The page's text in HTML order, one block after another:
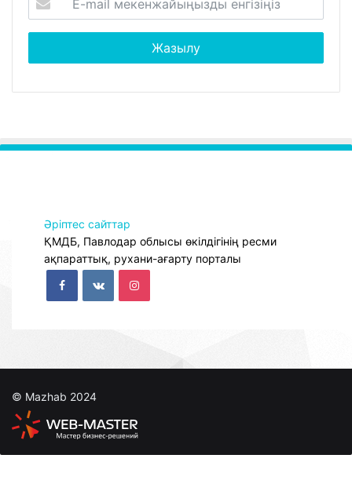
Әріптес сайттар
ҚМДБ, Павлодар облысы өкілдігінің ресми
ақпараттық, рухани-ағарту порталы
© Mazhab 2024